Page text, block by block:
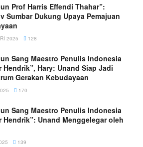
Prof Harris Effendi Thahar”:
Sumbar Dukung Upaya Pemajuan
2025 128
Sang Maestro Penulis Indonesia
Hendrik”, Hary: Unand Siap Jadi
Gerakan Kebudayaan
170
Sang Maestro Penulis Indonesia
Hendrik”: Unand Menggelegar oleh
139